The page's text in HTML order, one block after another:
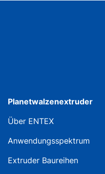
Planetwalzenextruder
Über ENTEX
Anwendungsspektrum
Extruder Baureihen